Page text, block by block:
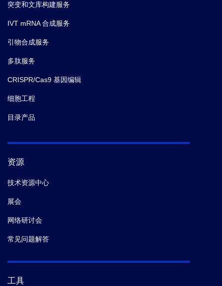
突变和文库构建服务
IVT mRNA 合成服务
引物合成服务
多肽服务
CRISPR/Cas9 基因编辑
细胞工程
目录产品
资源
技术资源中心
展会
网络研讨会
常见问题解答
工具